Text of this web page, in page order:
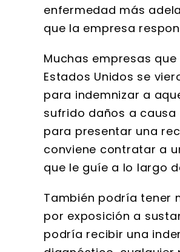
enfermedad más
que la empresa
Muchas empresas
Estados Unidos se
para indemnizar a
sufrido daños a causa
para presentar una
conviene contratar a
que le guíe a lo largo
También podría tener
por exposición a
podría recibir una